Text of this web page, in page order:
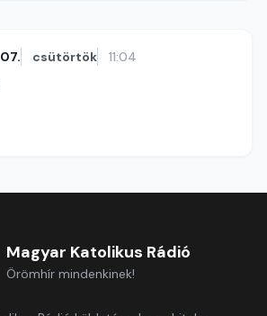
csütörtök 11:04
Magyar Katolikus Rádió
Örömhír mindenkinek!